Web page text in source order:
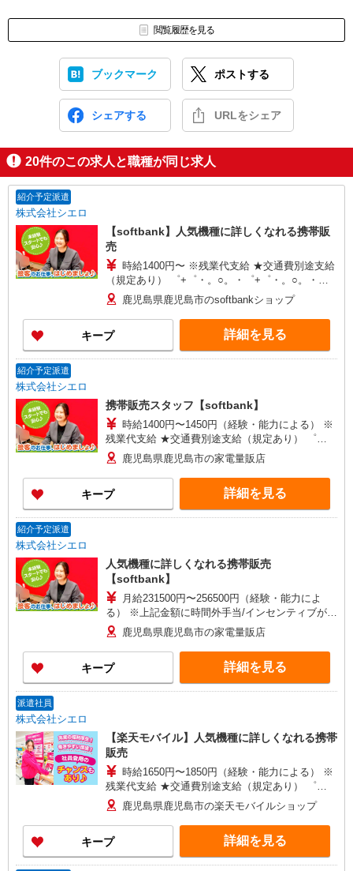
閲覧履歴を見る
ブックマーク ポストする
シェアする URLをシェア
20件のこの求人と職種が同じ求人
紹介予定派遣
株式会社シエロ
【softbank】人気機種に詳しくなれる携帯販
売
時給1400円〜 ※残業代支給 ★交通費別途支給
（規定あり） ゜+゜・。○。・゜+゜・。○。・゜
+゜ 入社祝い金10万円支給(規定有) お友達を紹介
頂くと, インセンティブ支給(規定有) ★月2回払
い・週払い可能（規程有）★ ゜・。○。・゜
+゜・。○。・゜+゜
鹿児島県鹿児島市のsoftbankショップ
キープ 詳細を見る
紹介予定派遣
株式会社シエロ
携帯販売スタッフ【softbank】
時給1400円〜1450円（経験・能力による） ※
残業代支給 ★交通費別途支給（規定あり） ゜
+゜・。○。・゜+゜・。○。・゜+゜ 入社祝い金10
万円支給(規定有) お友達を紹介頂くと, インセンテ
ィブ支給(規定有) ★月2回払い・週払い可能（規程
有）★ ゜・。○。・゜+゜・。○。・゜+゜
鹿児島県鹿児島市の家電量販店
キープ 詳細を見る
紹介予定派遣
株式会社シエロ
人気機種に詳しくなれる携帯販売
【softbank】
月給231500円〜256500円（経験・能力によ
る） ※上記金額に時間外手当/インセンティブが加
算・賞与あり・時間外手当あり（平均残業時間：
10h/月）・地域手当/職能手当あり・Workstyle支
援金（4000円/月）あり・実績によりインセンティ
ブあり ★交通費別途支給（規定あり） ゜+゜・。
○。・゜+゜・。○。・゜+゜ 入社祝い金10万円支
鹿児島県鹿児島市の家電量販店
キープ 詳細を見る
派遣社員
株式会社シエロ
【楽天モバイル】人気機種に詳しくなれる携帯
販売
時給1650円〜1850円（経験・能力による） ※
残業代支給 ★交通費別途支給（規定あり） ゜
+゜・。○。・゜+゜・。○。・゜+゜ 入社祝い金10
万円支給(規定有) お友達を紹介頂くと, インセンテ
ィブ支給(規定有) ★月2回払い・週払い可能（規程
有）★ ゜・。○。・゜+゜・。○。・゜+゜
鹿児島県鹿児島市の楽天モバイルショップ
キープ 詳細を見る